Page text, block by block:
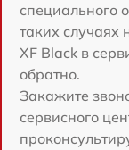
специального
таких случаях
XF Black в
обратно.
Закажите
сервисного